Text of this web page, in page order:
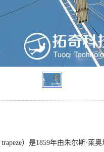
）是1859年由朱尔斯·莱